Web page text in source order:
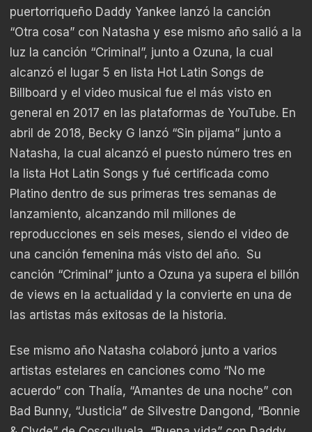
puertorriqueño Daddy Yankee lanzó la canción
“Otra cosa” con Natasha y ese mismo año salió a la
luz la canción “Criminal”, junto a Ozuna, la cual
alcanzó el lugar 5 en lista Hot Latin Songs de
Billboard y el video musical fue el más visto en
general en 2017 en las plataformas de YouTube. En
abril de 2018, Becky G lanzó “Sin pijama” junto a
Natasha, la cual alcanzó el puesto número tres en
la lista Hot Latin Songs y fué certificada como
Platino dentro de sus primeras tres semanas de
lanzamiento, alcanzando mil millones de
reproducciones en seis meses, siendo el video de
una canción femenina más visto del año. Su
canción “Criminal” junto a Ozuna ya supera el billón
de views en la actualidad y la convierte en una de
las artistas más exitosas de la historia.
Ese mismo año Natasha colaboró junto a varios
artistas estelares en canciones como “No me
acuerdo” con Thalía, “Amantes de una noche” con
Bad Bunny, “Justicia” de Silvestre Dangond, “Bonnie